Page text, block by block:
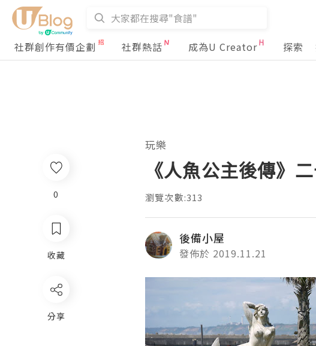
社群創作有價企劃
社群熱話 成為U Creator 探索
玩樂
《人魚公主後傳》
瀏覽次數:313
後備小屋
發佈於 2019.11.21
0
收藏
分享